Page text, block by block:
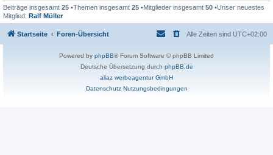
Beiträge insgesamt 25 •Themen insgesamt 25 •Mitglieder insgesamt 50 •Unser neuestes
Mitglied: Ralf Müller
Startseite Foren-Übersicht Alle Zeiten sind UTC+02:00
Powered by phpBB® Forum Software © phpBB Limited
Deutsche Übersetzung durch phpBB.de
aliaz werbeagentur GmbH
Datenschutz Nutzungsbedingungen